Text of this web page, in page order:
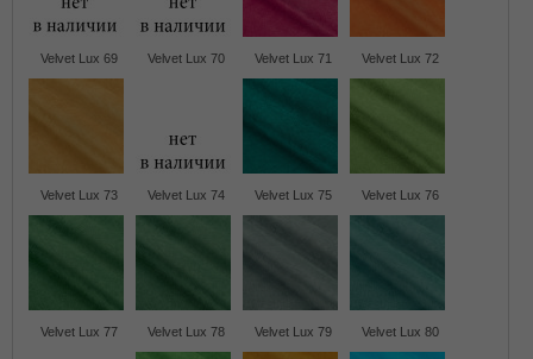
Velvet Lux 69 Velvet Lux 70 Velvet Lux 71 Velvet Lux 72
Velvet Lux 73 Velvet Lux 74 Velvet Lux 75 Velvet Lux 76
Velvet Lux 77 Velvet Lux 78 Velvet Lux 79 Velvet Lux 80